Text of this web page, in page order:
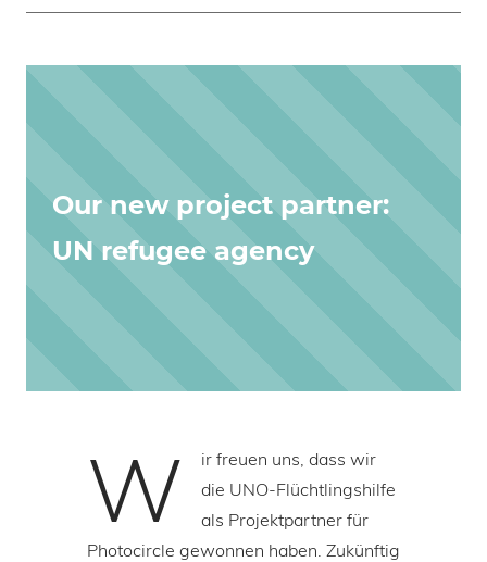
Our new project partner:
UN refugee agency
W
ir freuen uns, dass wir
die UNO-Flüchtlingshilfe
als Projektpartner für
Photocircle gewonnen haben. Zukünftig